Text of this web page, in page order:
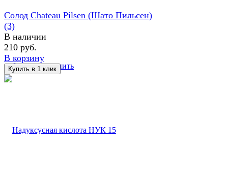
избранное сравнить
Солод Chateau Pilsen (Шато Пильсен)
(3)
В наличии
210 руб.
В корзину